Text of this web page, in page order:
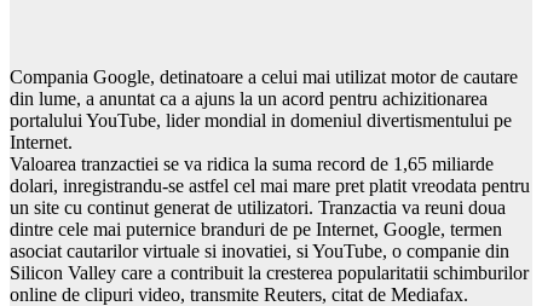
Compania Google, detinatoare a celui mai utilizat motor de cautare
din lume, a anuntat ca a ajuns la un acord pentru achizitionarea
portalului YouTube, lider mondial in domeniul divertismentului pe
Internet.
Valoarea tranzactiei se va ridica la suma record de 1,65 miliarde
dolari, inregistrandu-se astfel cel mai mare pret platit vreodata pentru
un site cu continut generat de utilizatori. Tranzactia va reuni doua
dintre cele mai puternice branduri de pe Internet, Google, termen
asociat cautarilor virtuale si inovatiei, si YouTube, o companie din
Silicon Valley care a contribuit la cresterea popularitatii schimburilor
online de clipuri video, transmite Reuters, citat de Mediafax.